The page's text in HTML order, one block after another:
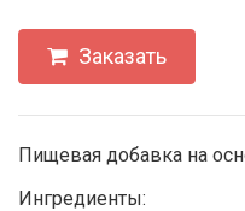
Заказать
Пищевая добавка на
Ингредиенты: